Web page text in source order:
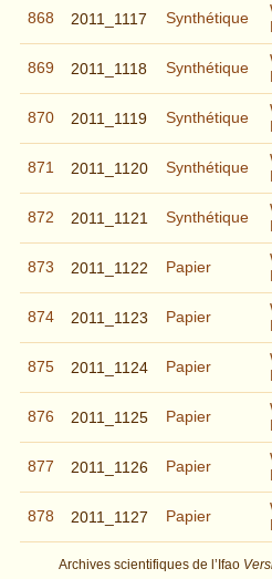
868 2011_1117 Synthétique
869 2011_1118 Synthétique
870 2011_1119 Synthétique
871 2011_1120 Synthétique
872 2011_1121 Synthétique
873 2011_1122 Papier
874 2011_1123 Papier
875 2011_1124 Papier
876 2011_1125 Papier
877 2011_1126 Papier
878 2011_1127 Papier
Archives scientifiques de l’Ifao